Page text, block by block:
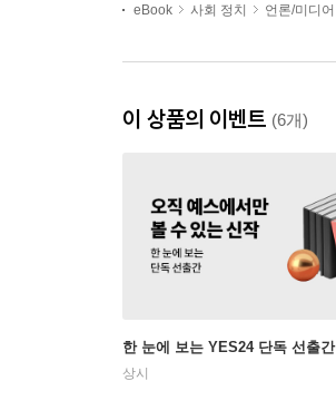
eBook 사회 정치 언론/미디어
이 상품의 이벤트 (6개)
한 눈에 보는 YES24 단독 선출간
상시